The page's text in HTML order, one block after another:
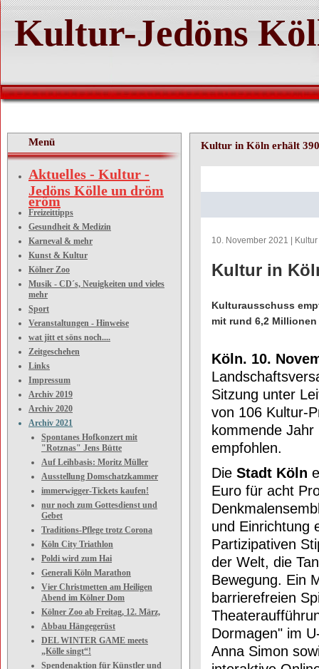
Kultur-Jedöns
Menü
Aktuelles - Kultur -
Jedöns Kölle un dröm
eröm
Freizeittipps
Gesundheit & Medizin
Karneval & mehr
Kunst & Kultur
Kölner Zoo
Musik - CD´s, Neuigkeiten und vieles
mehr
Sport
Veranstaltungen - Hinweise
wat jitt et söns noch....
Zeitgeschehen
Links
Impressum
Archiv 2019
Archiv 2020
Archiv 2021
Spontanes Hofkonzert mit
"Rotznas" Jens Bütte
Auf Leihbasis: Moritz Müller
Ausstellung Domschatzkammer
immerwigger-Tickets kaufen!
nur noch zum Gottesdienst und
Gebet
Traditions-Pflege trotz Corona
Köln City Triathlon
Poldi wird zum Hai
Generali Köln Marathon
Vier Christmetten am Heiligen
Abend im Kölner Dom
Kölner Zoo ab Freitag, 12. März,
Abbau Hängegerüst
DEL WINTER GAME meets
„Kölle singt“!
Spendenaktion für Künstler und
Kultur in Köln erhält
10. November 2021 | Kultur
Kultur in
Kulturausschuss
mit rund 6,2 Millionen
Köln. 10.
Sitzung unter
von 106 Kultur-
kommende
empfohlen.
Die Stadt Köln
Euro für acht
und Einrichtung
Partizipativen
der Welt, die
Bewegung. Ein
barrierefreien
Dormagen" im
Anna Simon